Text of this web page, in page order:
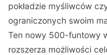
pokładzie myśliwców
ograniczonych swoim
Ten nowy 500-funtowy
rozszerza możliwości